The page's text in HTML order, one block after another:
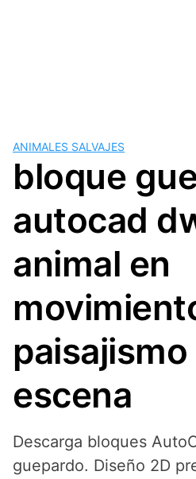
ANIMALES SALVAJES
bloque
autocad
animal en
paisajismo
escena
Descarga bloques
guepardo. Diseño 2D